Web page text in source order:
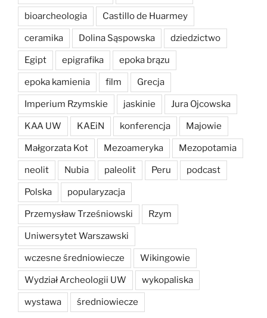
bioarcheologia Castillo de Huarmey
ceramika Dolina Sąspowska dziedzictwo
Egipt epigrafika epoka brązu
epoka kamienia film Grecja
Imperium Rzymskie jaskinie Jura Ojcowska
KAA UW KAEiN konferencja Majowie
Małgorzata Kot Mezoameryka Mezopotamia
neolit Nubia paleolit Peru podcast
Polska popularyzacja
Przemysław Trześniowski Rzym
Uniwersytet Warszawski
wczesne średniowiecze Wikingowie
Wydział Archeologii UW wykopaliska
wystawa średniowiecze